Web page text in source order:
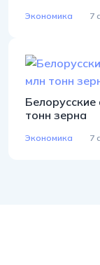
Экономика 7
тонн зерна
Экономика 7